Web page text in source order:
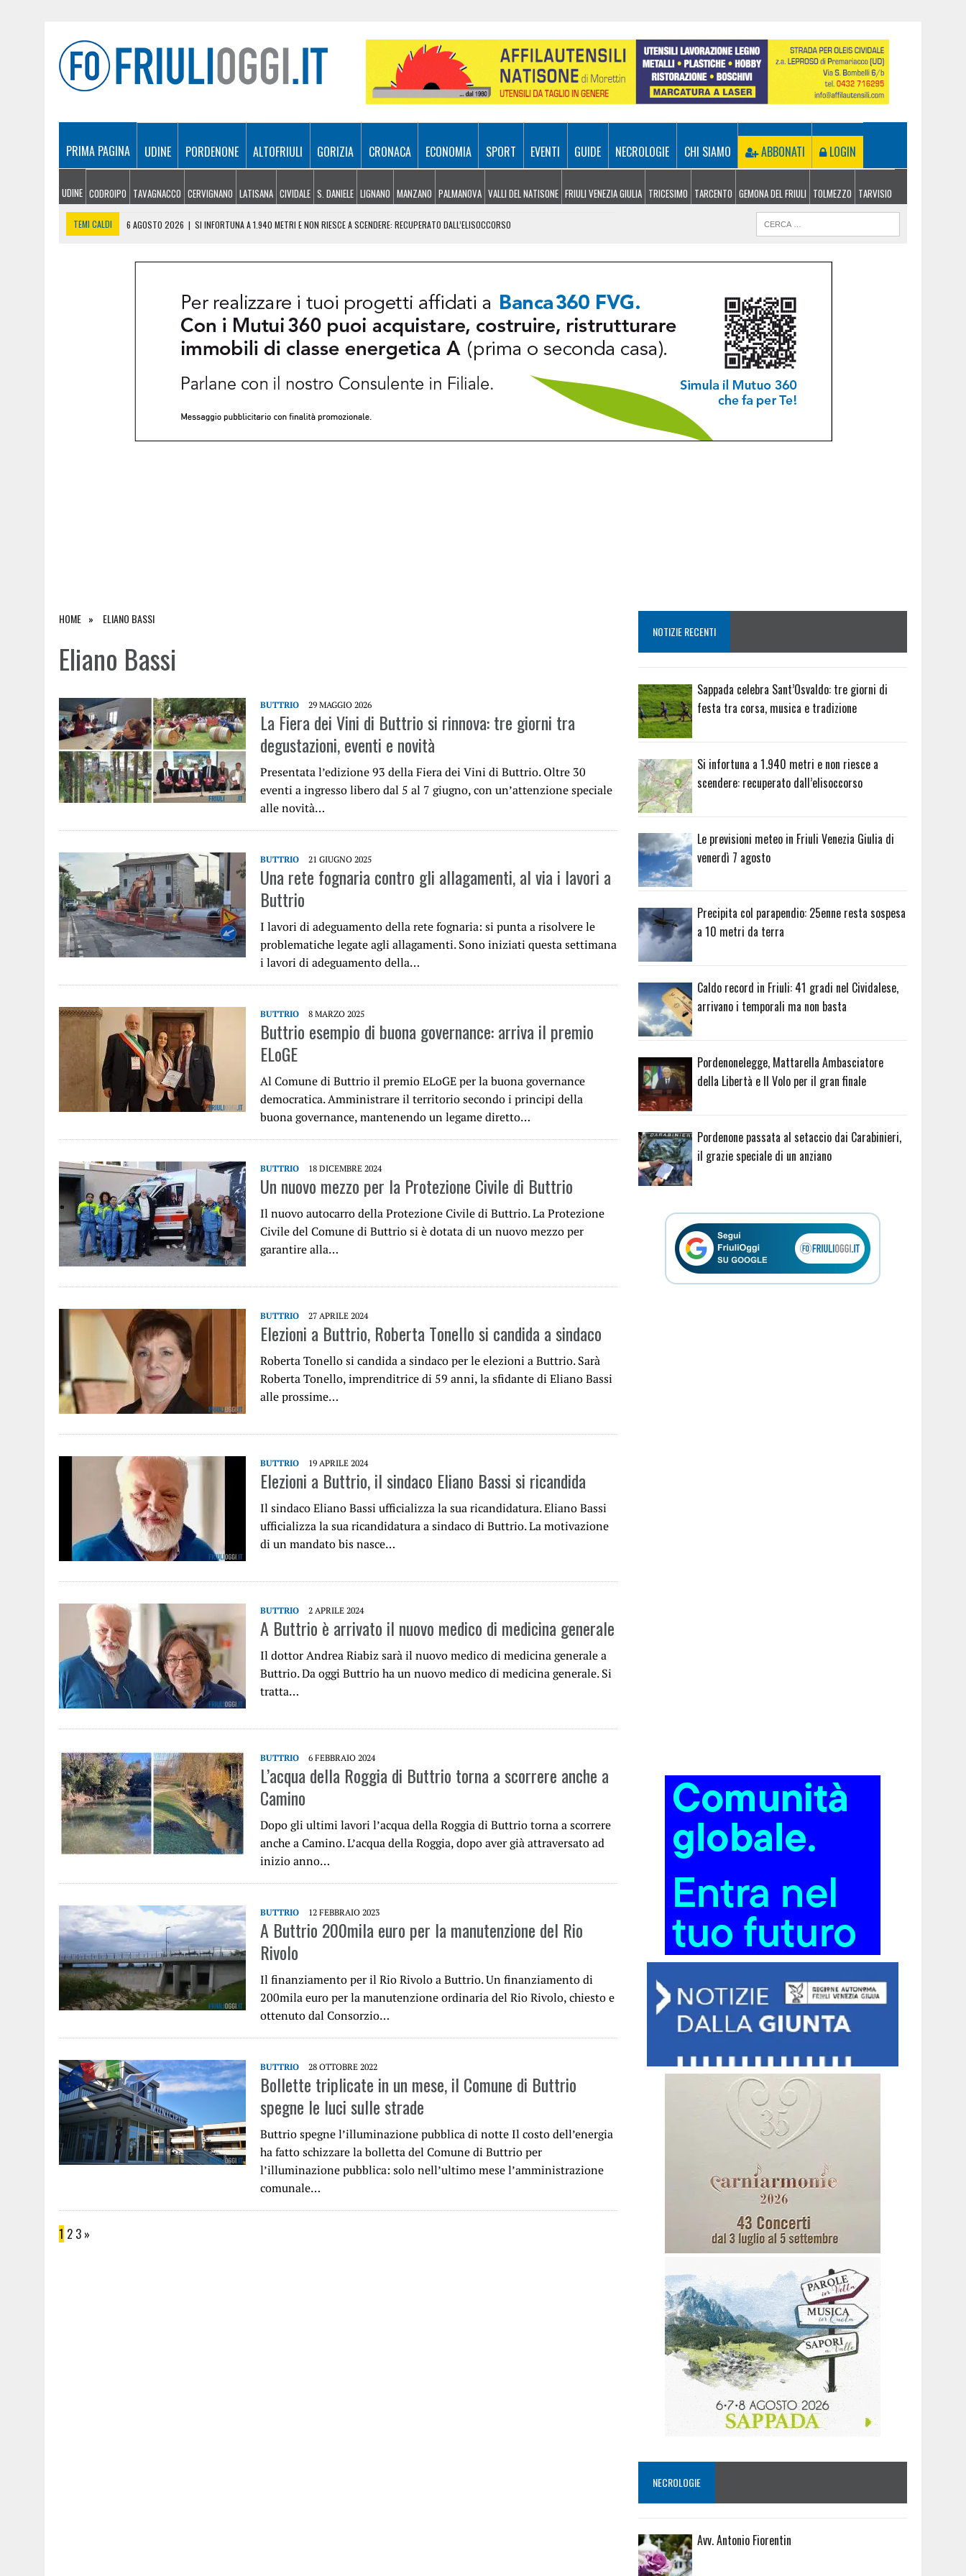
PRIMA PAGINA UDINE PORDENONE ALTOFRIULI GORIZIA CRONACA ECONOMIA SPORT EVENTI GUIDE NECROLOGIE CHI SIAMO ABBONATI LOGIN
UDINE CODROIPO TAVAGNACCO CERVIGNANO LATISANA CIVIDALE S. DANIELE LIGNANO MANZANO PALMANOVA VALLI DEL NATISONE FRIULI VENEZIA GIULIA TRICESIMO TARCENTO GEMONA DEL FRIULI TOLMEZZO TARVISIO
TEMI CALDI 6 AGOSTO 2026 | SI INFORTUNA A 1.940 METRI E NON RIESCE A SCENDERE: RECUPERATO DALL’ELISOCCORSO
CALDO RECORD IN FRIULI: 41 GRADI NEL CIVIDALESE, ARRIVANO I TEMPORALI MA NON BASTA
SAPPADA CELEBRA SANT’OSVALDO: TRE GIORNI DI FESTA TRA CORSA, MUSICA E TRADIZIONE
HOME ELIANO BASSI
Eliano Bassi
BUTTRIO 29 MAGGIO 2026
La Fiera dei Vini di Buttrio si rinnova: tre giorni tra
degustazioni, eventi e novità
Presentata l’edizione 93 della Fiera dei Vini di Buttrio. Oltre 30
eventi a ingresso libero dal 5 al 7 giugno, con un’attenzione speciale
alle novità…
BUTTRIO 21 GIUGNO 2025
Una rete fognaria contro gli allagamenti, al via i lavori a
Buttrio
I lavori di adeguamento della rete fognaria: si punta a risolvere le
problematiche legate agli allagamenti. Sono iniziati questa settimana
i lavori di adeguamento della…
BUTTRIO 8 MARZO 2025
Buttrio esempio di buona governance: arriva il premio
ELoGE
Al Comune di Buttrio il premio ELoGE per la buona governance
democratica. Amministrare il territorio secondo i principi della
buona governance, mantenendo un legame diretto…
BUTTRIO 18 DICEMBRE 2024
Un nuovo mezzo per la Protezione Civile di Buttrio
Il nuovo autocarro della Protezione Civile di Buttrio. La Protezione
Civile del Comune di Buttrio si è dotata di un nuovo mezzo per
garantire alla…
BUTTRIO 27 APRILE 2024
Elezioni a Buttrio, Roberta Tonello si candida a sindaco
Roberta Tonello si candida a sindaco per le elezioni a Buttrio. Sarà
Roberta Tonello, imprenditrice di 59 anni, la sfidante di Eliano Bassi
alle prossime…
BUTTRIO 19 APRILE 2024
Elezioni a Buttrio, il sindaco Eliano Bassi si ricandida
Il sindaco Eliano Bassi ufficializza la sua ricandidatura. Eliano Bassi
ufficializza la sua ricandidatura a sindaco di Buttrio. La motivazione
di un mandato bis nasce…
BUTTRIO 2 APRILE 2024
A Buttrio è arrivato il nuovo medico di medicina generale
Il dottor Andrea Riabiz sarà il nuovo medico di medicina generale a
Buttrio. Da oggi Buttrio ha un nuovo medico di medicina generale. Si
tratta…
BUTTRIO 6 FEBBRAIO 2024
L’acqua della Roggia di Buttrio torna a scorrere anche a
Camino
Dopo gli ultimi lavori l’acqua della Roggia di Buttrio torna a scorrere
anche a Camino. L’acqua della Roggia, dopo aver già attraversato ad
inizio anno…
BUTTRIO 12 FEBBRAIO 2023
A Buttrio 200mila euro per la manutenzione del Rio
Rivolo
Il finanziamento per il Rio Rivolo a Buttrio. Un finanziamento di
200mila euro per la manutenzione ordinaria del Rio Rivolo, chiesto e
ottenuto dal Consorzio…
BUTTRIO 28 OTTOBRE 2022
Bollette triplicate in un mese, il Comune di Buttrio
spegne le luci sulle strade
Buttrio spegne l’illuminazione pubblica di notte Il costo dell’energia
ha fatto schizzare la bolletta del Comune di Buttrio per
l’illuminazione pubblica: solo nell’ultimo mese l’amministrazione
comunale…
1 2 3 »
NOTIZIE RECENTI
Sappada celebra Sant’Osvaldo: tre giorni di
festa tra corsa, musica e tradizione
Si infortuna a 1.940 metri e non riesce a
scendere: recuperato dall’elisoccorso
Le previsioni meteo in Friuli Venezia Giulia di
venerdì 7 agosto
Precipita col parapendio: 25enne resta sospesa
a 10 metri da terra
Caldo record in Friuli: 41 gradi nel Cividalese,
arrivano i temporali ma non basta
Pordenonelegge, Mattarella Ambasciatore
della Libertà e Il Volo per il gran finale
Pordenone passata al setaccio dai Carabinieri,
il grazie speciale di un anziano
NECROLOGIE
Avv. Antonio Fiorentin